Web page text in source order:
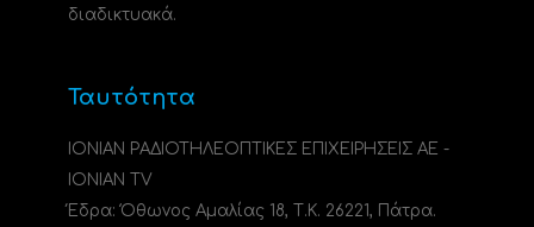
διαδικτυακά.
Ταυτότητα
ΙΟΝΙΑΝ ΡΑΔΙΟΤΗΛΕΟΠΤΙΚΕΣ ΕΠΙΧΕΙΡΗΣΕΙΣ ΑΕ -
IONIAN TV
Έδρα: Όθωνος Αμαλίας 18, Τ.Κ. 26221, Πάτρα.